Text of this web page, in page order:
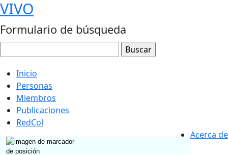
VIVO
Formulario de búsqueda
Inicio
Personas
Miembros
Publicaciones
RedCol
Acerca de